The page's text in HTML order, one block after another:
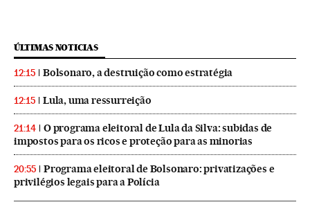
ÚLTIMAS NOTICIAS
12:15 Bolsonaro, a destruição como estratégia
12:15 Lula, uma ressurreição
21:14
O programa eleitoral de Lula da Silva: subidas de
impostos para os ricos e proteção para as minorias
20:55
Programa eleitoral de Bolsonaro: privatizações e
privilégios legais para a Polícia